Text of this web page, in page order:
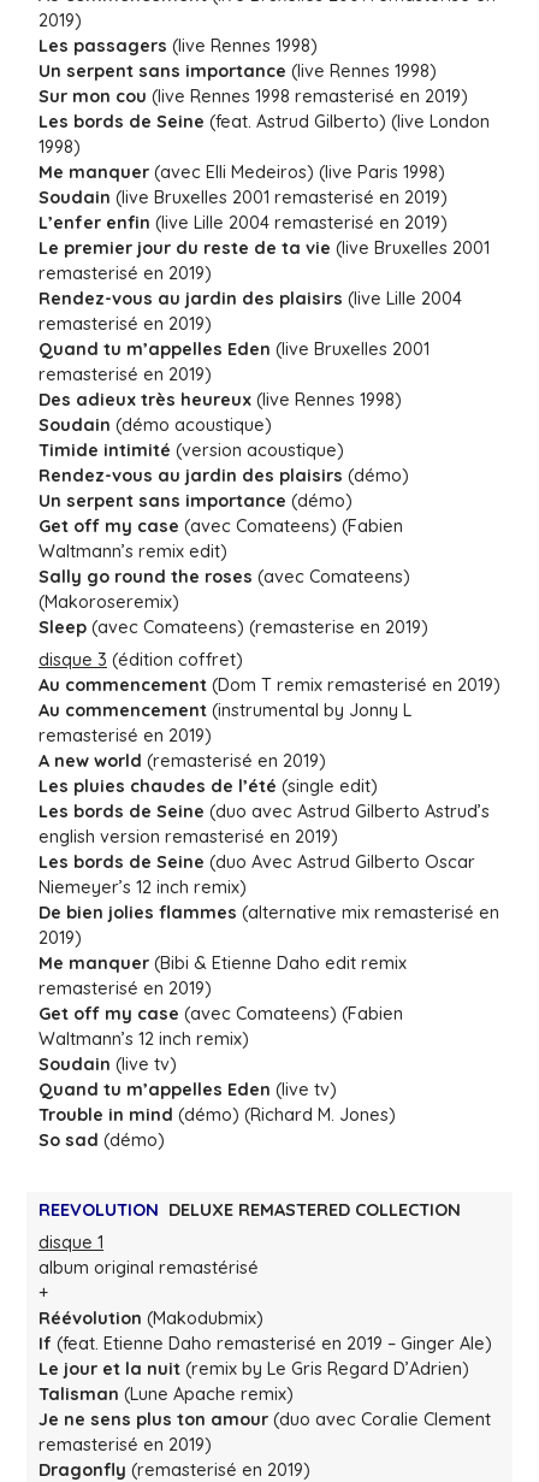
2019)
Les passagers (live Rennes 1998)
Un serpent sans importance (live Rennes 1998)
Sur mon cou (live Rennes 1998 remasterisé en 2019)
Les bords de Seine (feat. Astrud Gilberto) (live London
1998)
Me manquer (avec Elli Medeiros) (live Paris 1998)
Soudain (live Bruxelles 2001 remasterisé en 2019)
L’enfer enfin (live Lille 2004 remasterisé en 2019)
Le premier jour du reste de ta vie (live Bruxelles 2001
remasterisé en 2019)
Rendez-vous au jardin des plaisirs (live Lille 2004
remasterisé en 2019)
Quand tu m’appelles Eden (live Bruxelles 2001
remasterisé en 2019)
Des adieux très heureux (live Rennes 1998)
Soudain (démo acoustique)
Timide intimité (version acoustique)
Rendez-vous au jardin des plaisirs (démo)
Un serpent sans importance (démo)
Get off my case (avec Comateens) (Fabien
Waltmann’s remix edit)
Sally go round the roses (avec Comateens)
(Makoroseremix)
Sleep (avec Comateens) (remasterise en 2019)
disque 3 (édition coffret)
Au commencement (Dom T remix remasterisé en 2019)
Au commencement (instrumental by Jonny L
remasterisé en 2019)
A new world (remasterisé en 2019)
Les pluies chaudes de l’été (single edit)
Les bords de Seine (duo avec Astrud Gilberto Astrud’s
english version remasterisé en 2019)
Les bords de Seine (duo Avec Astrud Gilberto Oscar
Niemeyer’s 12 inch remix)
De bien jolies flammes (alternative mix remasterisé en
2019)
Me manquer (Bibi & Etienne Daho edit remix
remasterisé en 2019)
Get off my case (avec Comateens) (Fabien
Waltmann’s 12 inch remix)
Soudain (live tv)
Quand tu m’appelles Eden (live tv)
Trouble in mind (démo) (Richard M. Jones)
So sad (démo)
REEVOLUTION DELUXE REMASTERED COLLECTION
disque 1
album original remastérisé
+
Réévolution (Makodubmix)
If (feat. Etienne Daho remasterisé en 2019 – Ginger Ale)
Le jour et la nuit (remix by Le Gris Regard D’Adrien)
Talisman (Lune Apache remix)
Je ne sens plus ton amour (duo avec Coralie Clement
remasterisé en 2019)
Dragonfly (remasterisé en 2019)